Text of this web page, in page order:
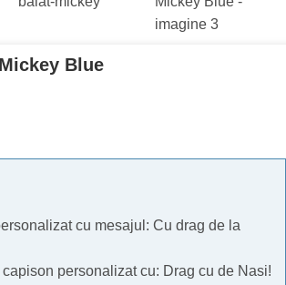
Blue
cu mesajul: Cu drag de la
personalizat cu: Drag cu de Nasi!